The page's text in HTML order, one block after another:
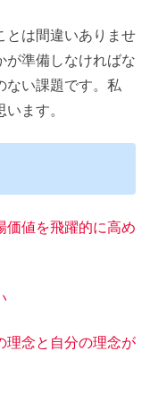
は間違いありませ
が準備しなければな
ない課題です。私
ます。
価値を飛躍的に高め
理念と自分の理念が